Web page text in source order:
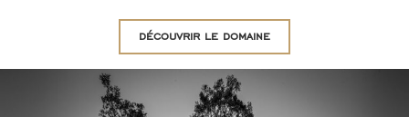
découvrir le domaine